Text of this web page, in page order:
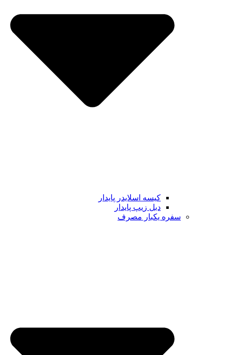
کیسه اسلایدر پایدار
دبل زیپ پایدار
سفره یکبار مصرف